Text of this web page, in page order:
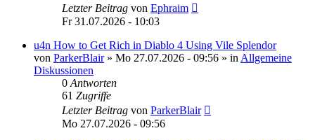
Letzter Beitrag von Ephraim
Fr 31.07.2026 - 10:03
u4n How to Get Rich in Diablo 4 Using Vile Splendor
von ParkerBlair» Mo 27.07.2026 - 09:56 » in Allgemeine
Diskussionen
0 Antworten
61 Zugriffe
Letzter Beitrag von ParkerBlair
Mo 27.07.2026 - 09:56